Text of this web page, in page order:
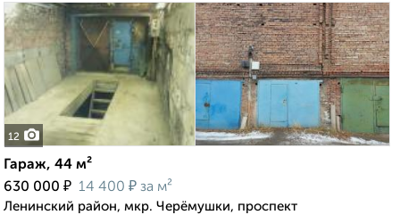
12
Гараж, 44 м²
630 000 ₽ 14 400 ₽ за м²
Ленинский район, мкр. Черёмушки, проспект